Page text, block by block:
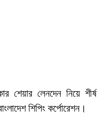
শেয়ার লেনদেন নিয়ে শীর্ষ
শিপিং কর্পোরেশন।